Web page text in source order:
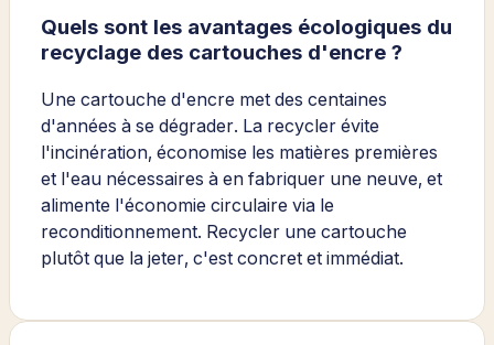
Quels sont les avantages écologiques du
recyclage des cartouches d'encre ?
Une cartouche d'encre met des centaines
d'années à se dégrader. La recycler évite
l'incinération, économise les matières premières
et l'eau nécessaires à en fabriquer une neuve, et
alimente l'économie circulaire via le
reconditionnement. Recycler une cartouche
plutôt que la jeter, c'est concret et immédiat.